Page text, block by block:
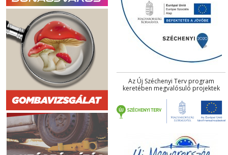
Az Új Széchenyi Terv program
keretében megvalósuló projektek